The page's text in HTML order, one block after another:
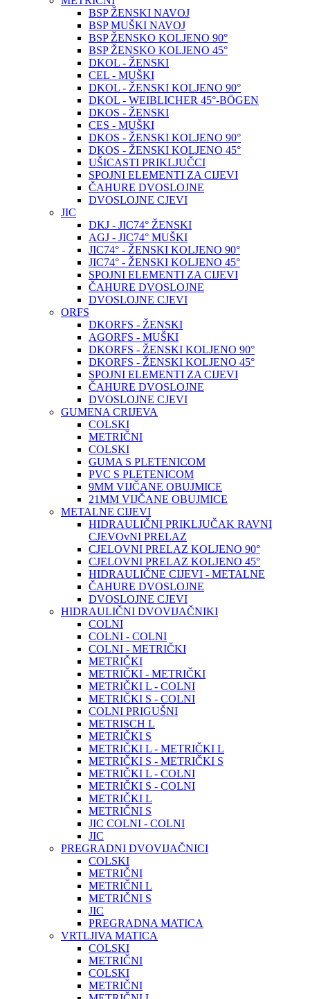
BSP ŽENSKI NAVOJ
BSP MUŠKI NAVOJ
BSP ŽENSKO KOLJENO 90°
BSP ŽENSKO KOLJENO 45°
DKOL - ŽENSKI
CEL - MUŠKI
DKOL - ŽENSKI KOLJENO 90°
DKOL - WEIBLICHER 45°-BÖGEN
DKOS - ŽENSKI
CES - MUŠKI
DKOS - ŽENSKI KOLJENO 90°
DKOS - ŽENSKI KOLJENO 45°
UŠICASTI PRIKLJUČCI
SPOJNI ELEMENTI ZA CIJEVI
ČAHURE DVOSLOJNE
DVOSLOJNE CJEVI
JIC
DKJ - JIC74° ŽENSKI
AGJ - JIC74° MUŠKI
JIC74° - ŽENSKI KOLJENO 90°
JIC74° - ŽENSKI KOLJENO 45°
SPOJNI ELEMENTI ZA CIJEVI
ČAHURE DVOSLOJNE
DVOSLOJNE CJEVI
ORFS
DKORFS - ŽENSKI
AGORFS - MUŠKI
DKORFS - ŽENSKI KOLJENO 90°
DKORFS - ŽENSKI KOLJENO 45°
SPOJNI ELEMENTI ZA CIJEVI
ČAHURE DVOSLOJNE
DVOSLOJNE CJEVI
GUMENA CRIJEVA
COLSKI
METRIČNI
COLSKI
GUMA S PLETENICOM
PVC S PLETENICOM
9MM VIJČANE OBUJMICE
21MM VIJČANE OBUJMICE
METALNE CIJEVI
HIDRAULIČNI PRIKLJUČAK RAVNI
CJEVOvNI PRELAZ
CJELOVNI PRELAZ KOLJENO 90°
CJELOVNI PRELAZ KOLJENO 45°
HIDRAULIČNE CIJEVI - METALNE
ČAHURE DVOSLOJNE
DVOSLOJNE CJEVI
HIDRAULIČNI DVOVIJAČNIKI
COLNI
COLNI - COLNI
COLNI - METRIČKI
METRIČKI
METRIČKI - METRIČKI
METRIČKI L - COLNI
METRIČKI S - COLNI
COLNI PRIGUŠNI
METRISCH L
METRIČKI S
METRIČKI L - METRIČKI L
METRIČKI S - METRIČKI S
METRIČKI L - COLNI
METRIČKI S - COLNI
METRIČKI L
METRIČNI S
JIC COLNI - COLNI
JIC
PREGRADNI DVOVIJAČNICI
COLSKI
METRIČNI
METRIČNI L
METRIČNI S
JIC
PREGRADNA MATICA
VRTLJIVA MATICA
COLSKI
METRIČNI
COLSKI
METRIČNI